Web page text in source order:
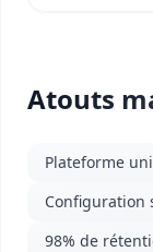
Atouts
Plateforme
Configuration
98% de